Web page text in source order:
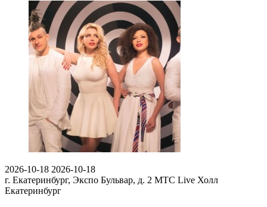
2026-10-18 2026-10-18
г. Екатеринбург, Экспо Бульвар, д. 2 МТС Live Холл
Екатеринбург